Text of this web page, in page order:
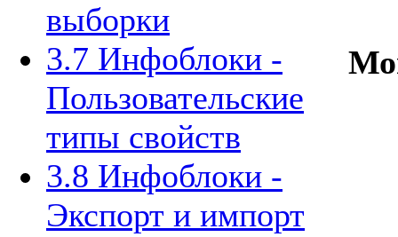
выборки
3.7 Инфоблоки -
Пользовательские
типы свойств
3.8 Инфоблоки -
Экспорт и импорт